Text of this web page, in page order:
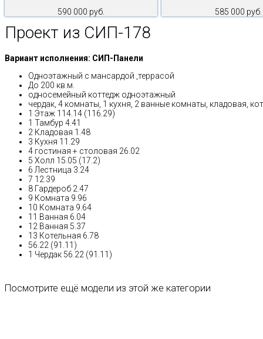
590 000 руб.
585 000 руб.
Проект из СИП-178
Вариант исполнения: СИП-Панели
Одноэтажный с мансардой ,террасой
До 200 кв.м.
односемейный коттедж одноэтажный
чердак, 4 комнаты, 1 кухня, 2 ванные комнаты, кладовая,
1 Этаж 114.14 (116.29)
1 Тамбур 4.41
2 Кладовая 1.48
3 Кухня 11.29
4 гостиная + столовая 26.02
5 Холл 15.05 (17.2)
6 Лестница 3.24
7 12.39
8 Гардероб 2.47
9 Комната 9.96
10 Комната 9.64
11 Ванная 6.04
12 Ванная 5.37
13 Котельная 6.78
56.22 (91.11)
1 Чердак 56.22 (91.11)
Посмотрите ещё модели из этой же категории